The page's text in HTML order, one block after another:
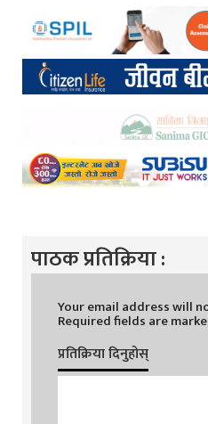
पाठक प्रतिक्रिया :
Your email address will
Required fields are
प्रतिक्रिया दिनुहोस्